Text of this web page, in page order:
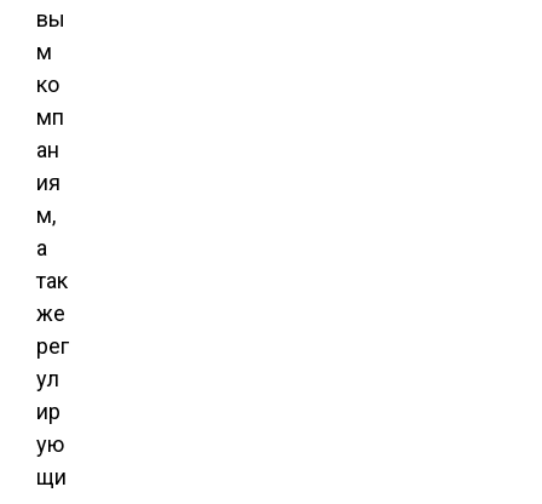
вы
м
ко
мп
ан
ия
м,
а
так
же
рег
ул
ир
ую
щи